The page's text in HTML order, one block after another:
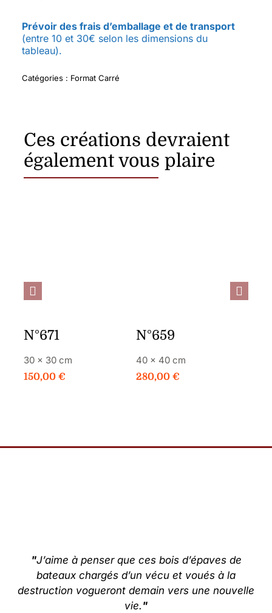
Prévoir des frais d’emballage et de transport
(entre 10 et 30€ selon les dimensions du
tableau).
Catégories : Format Carré
Ces créations devraient
également vous plaire
N°671
30 × 30 cm
150,00 €
N°659
40 × 40 cm
280,00 €
"J’aime à penser que ces bois d’épaves de
bateaux chargés d’un vécu et voués à la
destruction vogueront demain vers une nouvelle
vie. "